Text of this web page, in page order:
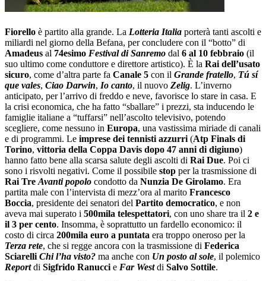
Fiorello è partito alla grande. La Lotteria Italia porterà tanti ascolti e
miliardi nel giorno della Befana, per concludere con il “botto” di
Amadeus al 74esimo Festival di Sanremo dal 6 al 10 febbraio (il
suo ultimo come conduttore e direttore artistico). È la Rai dell’usato
sicuro, come d’altra parte fa Canale 5 con il Grande fratello, Tú sí
que vales, Ciao Darwin, Io canto, il nuovo Zelig. L’inverno
anticipato, per l’arrivo di freddo e neve, favorisce lo stare in casa. E
la crisi economica, che ha fatto “sballare” i prezzi, sta inducendo le
famiglie italiane a “tuffarsi” nell’ascolto televisivo, potendo
scegliere, come nessuno in Europa, una vastissima miriade di canali
e di programmi. Le imprese dei tennisti azzurri (Atp Finals di
Torino, vittoria della Coppa Davis dopo 47 anni di digiuno)
hanno fatto bene alla scarsa salute degli ascolti di Rai Due. Poi ci
sono i risvolti negativi. Come il possibile stop per la trasmissione di
Rai Tre Avanti popolo condotto da Nunzia De Girolamo. Era
partita male con l’intervista di mezz’ora al marito Francesco
Boccia, presidente dei senatori del Partito democratico, e non
aveva mai superato i 500mila telespettatori, con uno share tra il 2 e
il 3 per cento. Insomma, è soprattutto un fardello economico: il
costo di circa 200mila euro a puntata era troppo oneroso per la
Terza rete, che si regge ancora con la trasmissione di Federica
Sciarelli Chi l’ha visto? ma anche con Un posto al sole, il polemico
Reportdi Sigfrido Ranucci e Far Westdi Salvo Sottile.